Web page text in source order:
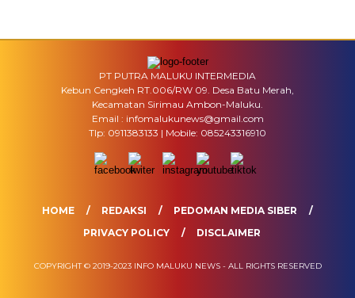
PT PUTRA MALUKU INTERMEDIA
Kebun Cengkeh RT.006/RW 09. Desa Batu Merah,
Kecamatan Sirimau Ambon-Maluku.
Email : infomalukunews@gmail.com
Tlp: 0911383133 | Mobile: 085243316910
HOME REDAKSI
PEDOMAN MEDIA SIBER
PRIVACY POLICY
DISCLAIMER
COPYRIGHT © 2019-2023 INFO MALUKU NEWS - ALL RIGHTS RESERVED